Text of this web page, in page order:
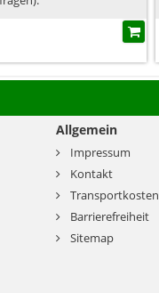
Allgemein
Impressum
Kontakt
Transportkosten
Barrierefreiheit
Sitemap